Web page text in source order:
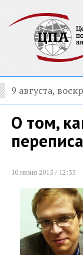
9 августа,
О том,
10 июня 2015 / 12:35